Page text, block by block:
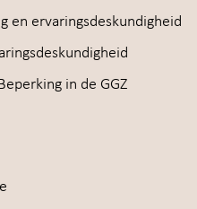
en ervaringsdeskundigheid
in de GGZ